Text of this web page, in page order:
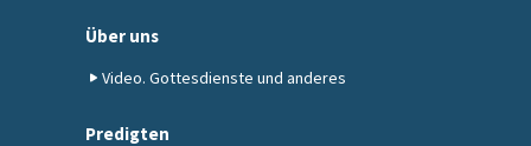
Über uns
Video. Gottesdienste und anderes
Predigten